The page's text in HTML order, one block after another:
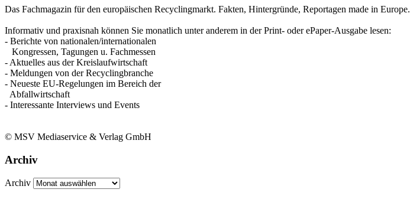
Das Fachmagazin für den europäischen Recyclingmarkt. Fakten, Hintergründe, Reportagen made in Europe.
Informativ und praxisnah können Sie monatlich unter anderem in der Print- oder ePaper-Ausgabe lesen:
- Berichte von nationalen/internationalen
Kongressen, Tagungen u. Fachmessen
- Aktuelles aus der Kreislaufwirtschaft
- Meldungen von der Recyclingbranche
- Neueste EU-Regelungen im Bereich der
Abfallwirtschaft
- Interessante Interviews und Events
© MSV Mediaservice & Verlag GmbH
Archiv
Archiv